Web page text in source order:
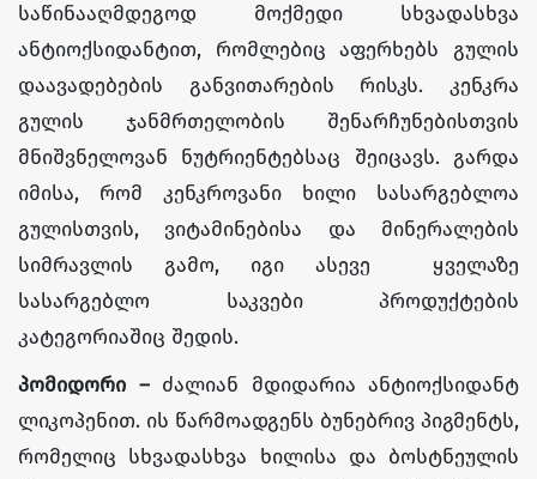
საწინააღმდეგოდ მოქმედი სხვადასხვა
ანტიოქსიდანტით, რომლებიც აფერხებს გულის
დაავადებების განვითარების რისკს. კენკრა
გულის ჯანმრთელობის შენარჩუნებისთვის
მნიშვნელოვან ნუტრიენტებსაც შეიცავს. გარდა
იმისა, რომ კენკროვანი ხილი სასარგებლოა
გულისთვის, ვიტამინებისა და მინერალების
სიმრავლის გამო, იგი ასევე ყველაზე
სასარგებლო საკვები პროდუქტების
კატეგორიაშიც შედის.
პომიდორი –ძალიან მდიდარია ანტიოქსიდანტ
ლიკოპენით. ის წარმოადგენს ბუნებრივ პიგმენტს,
რომელიც სხვადასხვა ხილისა და ბოსტნეულის